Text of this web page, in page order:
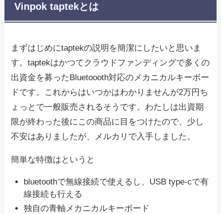
Vinpok taptekとは
まずはじめにtaptekの説明を簡潔にしたいと思いま
す。taptekはかつてクラウドファンディングで多くの
出資金を募ったBluetoooth対応のメカニカルキーボー
ドです。これからはいつかはわかりませんが2万円ち
ょっとで一般販売されるそうです。わたしは出資期
限が終わった後にこの商品に目をつけたので、少し
不安はありましたが、メルカリで入手しました。
簡単な特徴はというと
bluetoothで無線接続で使えるし、USB type-cで有
線接続も行える
独自の青軸メカニカルキーボード